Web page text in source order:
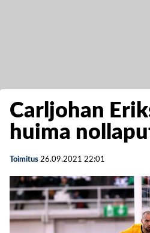
Carljohan
huima
Toimitus 26.09.2021 22:01